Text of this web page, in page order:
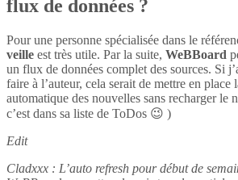
flux de données ?
Pour une personne spécialisée dans le
veille est très utile. Par la suite, WeBBoard
un flux de données complet des sources. Si
faire à l’auteur, cela serait de mettre en place
automatique des nouvelles sans recharger le
c’est dans sa liste de ToDos 😉 )
Edit
Cladxxx : L’auto refresh pour début de